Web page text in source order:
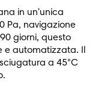
in un'unica
Pa, navigazione
giorni, questo
automatizzata. Il
a 45°C